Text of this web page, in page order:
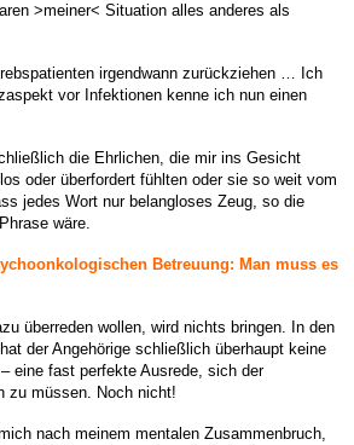
>meiner< Situation alles anderes als
irgendwann zurückziehen … Ich
vor Infektionen kenne ich nun einen
die Ehrlichen, die mir ins Gesicht
oder überfordert fühlten oder sie so weit vom
jedes Wort nur belangloses Zeug, so die
wäre.
Betreuung: Man muss es
überreden wollen, wird nichts bringen. In den
der Angehörige schließlich überhaupt keine
eine fast perfekte Ausrede, sich der
zu müssen. Noch nicht!
nach meinem mentalen Zusammenbruch,